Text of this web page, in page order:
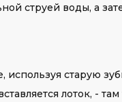
струей воды, а
используя старую
лоток, -